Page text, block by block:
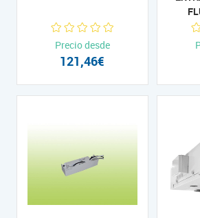
Precio desde
121,46€